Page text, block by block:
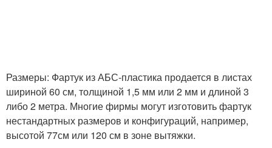
Размеры: Фартук из АБС-пластика продается в листах
шириной 60 см, толщиной 1,5 мм или 2 мм и длиной 3
либо 2 метра. Многие фирмы могут изготовить фартук
нестандартных размеров и конфигураций, например,
высотой 77см или 120 см в зоне вытяжки.